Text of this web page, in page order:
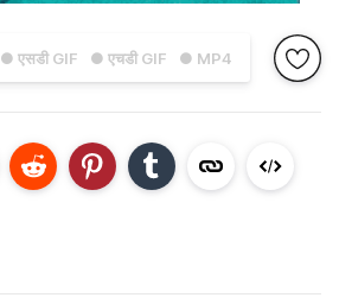
● एसडी GIF ● एचडी GIF ● MP4